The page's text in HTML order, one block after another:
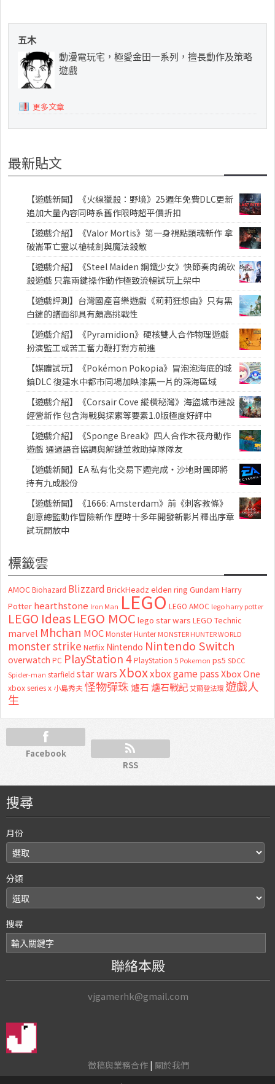
五木
動漫電玩宅，極愛金田一系列，擅長動作及策略
遊戲
更多文章
最新貼文
【遊戲新聞】《火線獵殺：野境》25週年免費DLC更新
追加大量內容同時系舊作限時超平價折扣
【遊戲介紹】《Valor Mortis》第一身視點類魂新作 拿
破崙軍亡靈以槍械劍與魔法殺敵
【遊戲介紹】《Steel Maiden 鋼鐵少女》快節奏肉鴿砍
殺遊戲 只靠兩鍵操作動作極致流暢試玩上架中
【遊戲評測】台灣國產音樂遊戲《莉莉狂想曲》只有黑
白鍵的譜面卻具有頗高挑戰性
【遊戲介紹】《Pyramidion》硬核雙人合作物理遊戲
扮演監工或苦工奮力鞭打對方前進
【媒體試玩】《Pokémon Pokopia》冒泡泡海底的城
鎮DLC 復建水中都市同場加映漆黑一片的深海區域
【遊戲介紹】《Corsair Cove 縱橫秘灣》海盜城市建設
經營新作 包含海戰與探索等要素1.0版極度好評中
【遊戲介紹】《Sponge Break》四人合作木筏舟動作
遊戲 通過語音協調與解謎並救助掉隊隊友
【遊戲新聞】EA 私有化交易下週完成・沙地財團即將
持有九成股份
【遊戲新聞】《1666: Amsterdam》前《刺客教條》
創意總監動作冒險新作 歷時十多年開發新影片釋出序章
試玩開放中
標籤雲
AMOC Biohazard Blizzard BrickHeadz elden ring Gundam Harry
Potter hearthstone Iron Man LEGO LEGO AMOC lego harry potter
LEGO Ideas LEGO MOC lego star wars LEGO Technic
marvel Mhchan MOC Monster Hunter MONSTER HUNTER WORLD
monster strike Netflix Nintendo Nintendo Switch
overwatch PC PlayStation 4 PlayStation 5 Pokemon ps5 SDCC
Spider-man starfield star warsXboxxbox game passXbox One
xbox series x 小島秀夫怪物彈珠 爐石 爐石戰記艾爾登法環 遊戲人
生
Facebook
RSS
搜尋
月份
分類
搜尋
聯絡本殿
vjgamerhk@gmail.com
徵稿與業務合作| 關於我們